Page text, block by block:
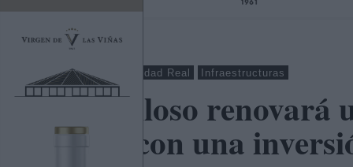
Tomelloso Ciudad Real Infraestructuras
Tomelloso renovará
clave con una